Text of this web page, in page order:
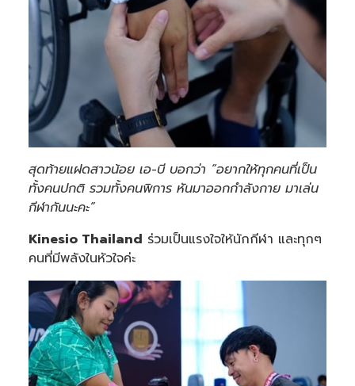
สุดท้ายแฝดสาวน้อย เอ-บี บอกว่า “อยากให้ทุกคนที่เป็น
ทั้งคนปกติ รวมทั้งคนพิการ หันมาออกกำลังกาย มาเล่น
กีฬากันนะคะ”
Kinesio Thailand ร่วมเป็นแรงใจให้นักกีฬา และทุกๆ
คนที่มีพลังในหัวใจค่ะ